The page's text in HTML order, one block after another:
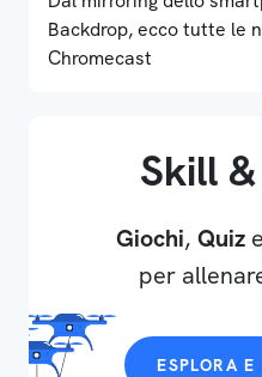
Backdrop, ecco tutte le
Chromecast
Skill
Giochi, Quize
per
ESPLORA